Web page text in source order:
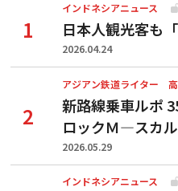
インドネシアニュース
日本人観光客も
2026.04.24
アジアン鉄道ライター
新路線乗車ルポ
ロックＭ―スカ
2026.05.29
インドネシアニュース